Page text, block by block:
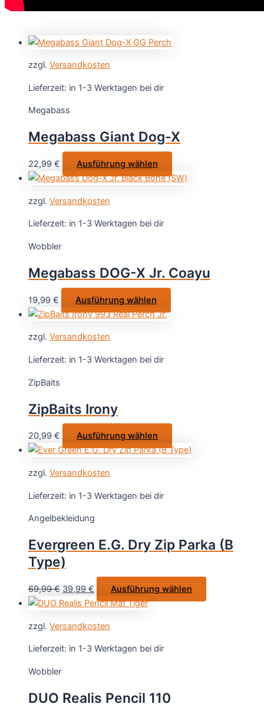
zzgl. Versandkosten
Lieferzeit: in 1-3 Werktagen bei dir
Megabass
Megabass Giant Dog-X
22,99 € Ausführung wählen
Produkt
können
zzgl. Versandkosten
Lieferzeit: in 1-3 Werktagen bei dir
Wobbler
Megabass DOG-X Jr. Coayu
19,99 € Ausführung wählen
Produkt
auf
Produktseite
zzgl. Versandkosten
Lieferzeit: in 1-3 Werktagen bei dir
ZipBaits
ZipBaits Irony
20,99 € Ausführung wählen
Produkt
können
der
Produktseite
zzgl. Versandkosten
Lieferzeit: in 1-3 Werktagen bei dir
Angelbekleidung
Evergreen E.G. Dry Zip Parka (B
Type)
69,99€ Ursprünglicher
Preis
69,99 €
39,99 € Aktueller
Preis
39,99 €.
Ausführung wählen
Produkt
zzgl. Versandkosten
Lieferzeit: in 1-3 Werktagen bei dir
Wobbler
DUO Realis Pencil 110